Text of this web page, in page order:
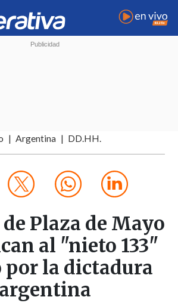
Argentina DD.HH.
Plaza de Mayo
al "nieto 133"
por la dictadura
argentina